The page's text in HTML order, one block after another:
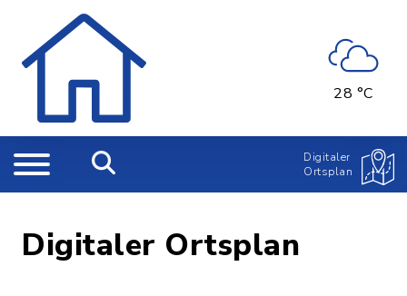
28 °C
Digitaler
Ortsplan
Digitaler Ortsplan